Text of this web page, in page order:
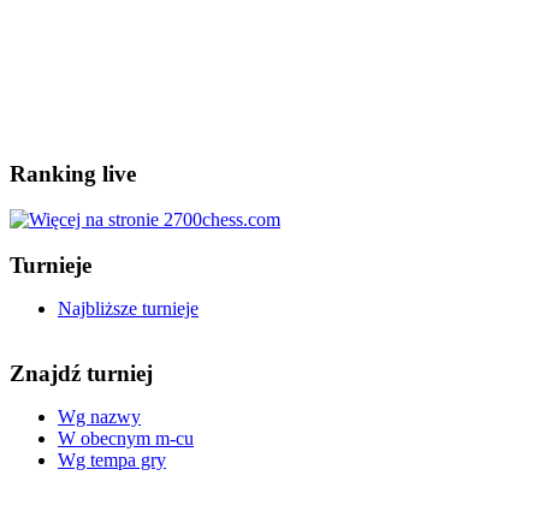
Ranking live
Turnieje
Najbliższe turnieje
Znajdź turniej
Wg nazwy
W obecnym m-cu
Wg tempa gry